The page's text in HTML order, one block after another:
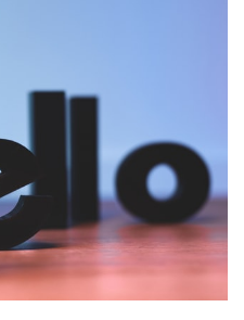
虚拟数字人、灵巧手、AI +
、边缘计算、机器视觉、智
商